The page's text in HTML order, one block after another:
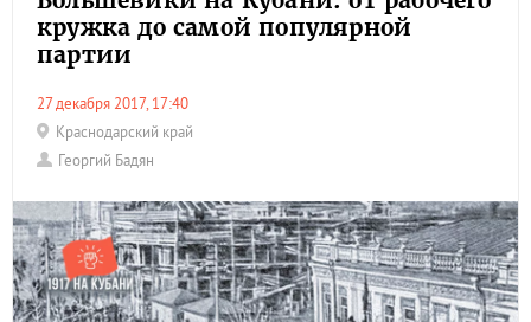
кружка до самой популярной
партии
27 декабря 2017, 17:40
Краснодарский край
Георгий Бадян